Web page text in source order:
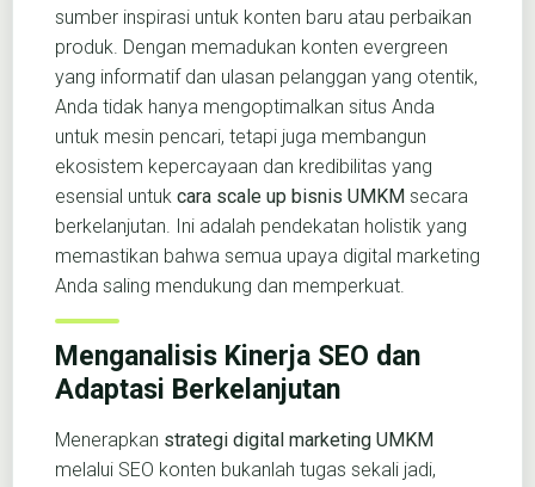
sumber inspirasi untuk konten baru atau perbaikan
produk. Dengan memadukan konten evergreen
yang informatif dan ulasan pelanggan yang otentik,
Anda tidak hanya mengoptimalkan situs Anda
untuk mesin pencari, tetapi juga membangun
ekosistem kepercayaan dan kredibilitas yang
esensial untuk cara scale up bisnis UMKM secara
berkelanjutan. Ini adalah pendekatan holistik yang
memastikan bahwa semua upaya digital marketing
Anda saling mendukung dan memperkuat.
Menganalisis Kinerja SEO dan
Adaptasi Berkelanjutan
Menerapkan strategi digital marketing UMKM
melalui SEO konten bukanlah tugas sekali jadi,